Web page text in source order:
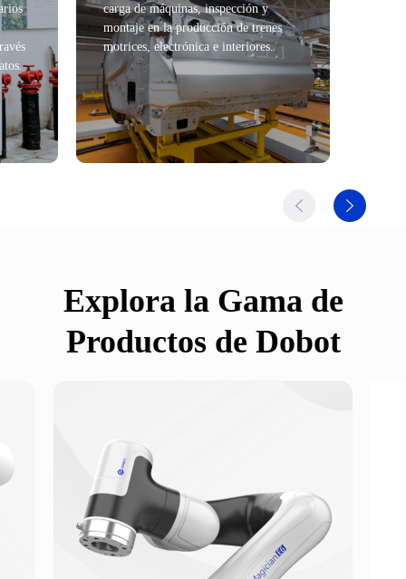
carga de máquinas, inspección y
montaje en la producción de trenes
motrices, electrónica e interiores.
Explora la Gama de
Productos de Dobot